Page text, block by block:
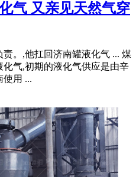
气 又亲见天然气穿
。,他扛回济南罐液化气 ... 煤
气,初期的液化气供应是由辛
使用 ...